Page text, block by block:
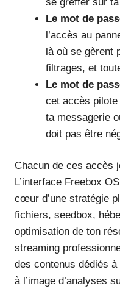
Le mot de
l’accès au
là où se gèrent
filtrages, et
Le mot de
cet accès
ta messagerie
doit pas être
Chacun de ces accès
L’interface Freebox
cœur d’une stratégie
fichiers, seedbox,
optimisation de ton
streaming
des contenus dédiés
à l’image d’analyses